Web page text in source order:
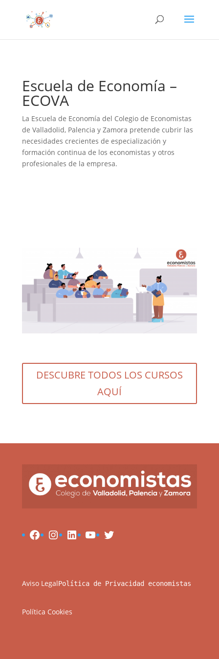
Escuela de Economía –
ECOVA
La Escuela de Economía del Colegio de Economistas
de Valladolid, Palencia y Zamora pretende cubrir las
necesidades crecientes de especialización y
formación continua de los economistas y otros
profesionales de la empresa.
DESCUBRE TODOS LOS CURSOS
AQUÍ
Facebook
Instagram
LinkedIn
YouTube
Twitter
Aviso LegalPolítica de Privacidad economistas
Política Cookies